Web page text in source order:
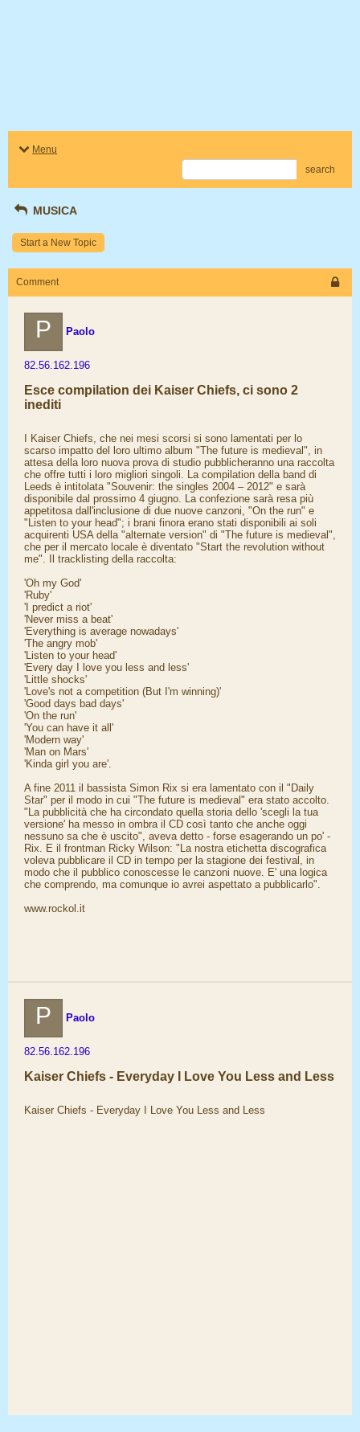
Menu
search
MUSICA
Start a New Topic
Comment
P Paolo
82.56.162.196
Esce compilation dei Kaiser Chiefs, ci sono 2
inediti
I Kaiser Chiefs, che nei mesi scorsi si sono lamentati per lo
scarso impatto del loro ultimo album "The future is medieval", in
attesa della loro nuova prova di studio pubblicheranno una raccolta
che offre tutti i loro migliori singoli. La compilation della band di
Leeds è intitolata "Souvenir: the singles 2004 – 2012" e sarà
disponibile dal prossimo 4 giugno. La confezione sarà resa più
appetitosa dall'inclusione di due nuove canzoni, "On the run" e
"Listen to your head"; i brani finora erano stati disponibili ai soli
acquirenti USA della "alternate version" di "The future is medieval",
che per il mercato locale è diventato "Start the revolution without
me". Il tracklisting della raccolta:
'Oh my God'
'Ruby'
'I predict a riot'
'Never miss a beat'
'Everything is average nowadays'
'The angry mob'
'Listen to your head'
'Every day I love you less and less'
'Little shocks'
'Love's not a competition (But I'm winning)'
'Good days bad days'
'On the run'
'You can have it all'
'Modern way'
'Man on Mars'
'Kinda girl you are'.
A fine 2011 il bassista Simon Rix si era lamentato con il "Daily
Star" per il modo in cui "The future is medieval" era stato accolto.
"La pubblicità che ha circondato quella storia dello 'scegli la tua
versione' ha messo in ombra il CD così tanto che anche oggi
nessuno sa che è uscito", aveva detto - forse esagerando un po' -
Rix. E il frontman Ricky Wilson: "La nostra etichetta discografica
voleva pubblicare il CD in tempo per la stagione dei festival, in
modo che il pubblico conoscesse le canzoni nuove. E' una logica
che comprendo, ma comunque io avrei aspettato a pubblicarlo".
www.rockol.it
P Paolo
82.56.162.196
Kaiser Chiefs - Everyday I Love You Less and Less
Kaiser Chiefs - Everyday I Love You Less and Less